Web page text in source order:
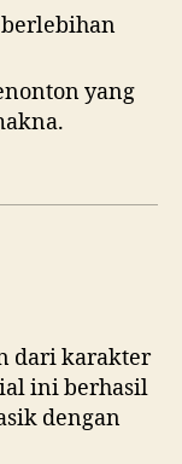
yang
dari karakter
ini berhasil
dengan